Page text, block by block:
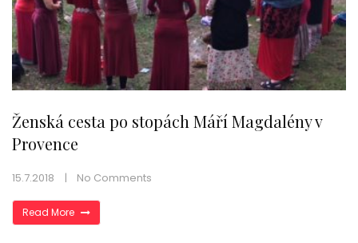
Ženská cesta po stopách Máří Magdalény v
Provence
15.7.2018 No Comments
Read More